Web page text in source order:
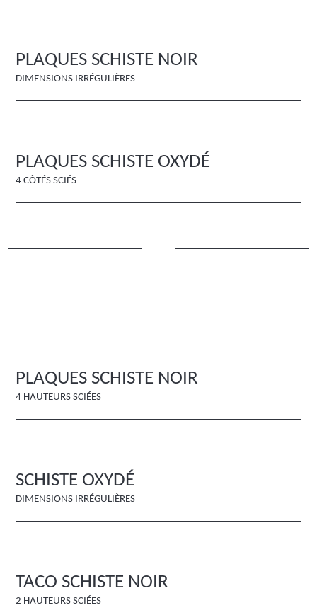
PLAQUES SCHISTE NOIR
DIMENSIONS IRRÉGULIÈRES
PLAQUES SCHISTE OXYDÉ
4 CÔTÉS SCIÉS
PLAQUES SCHISTE NOIR
4 HAUTEURS SCIÉES
SCHISTE OXYDÉ
DIMENSIONS IRRÉGULIÈRES
TACO SCHISTE NOIR
2 HAUTEURS SCIÉES